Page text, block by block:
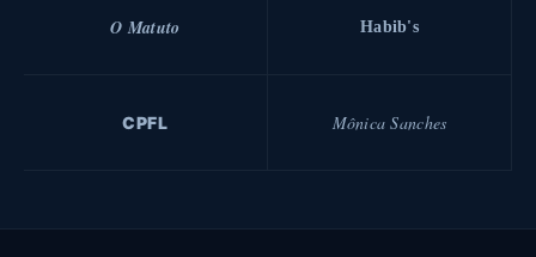
O Matuto Habib's
CPFL Mônica Sanches